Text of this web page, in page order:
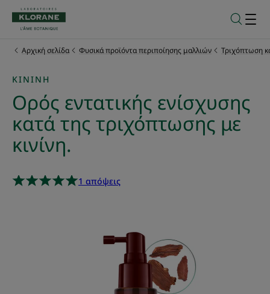
Αρχική σελίδα Φυσικά προϊόντα περιποίησης μαλλιών Τριχόπτωση
ΚΙΝΊΝΗ
Oρός εντατικής ενίσχυσης
κατά της τριχόπτωσης με
κινίνη.
1 απόψεις